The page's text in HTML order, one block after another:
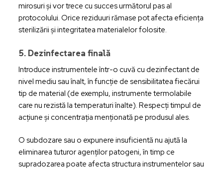
mirosuri și vor trece cu succes următorul pas al
protocolului. Orice reziduuri rămase pot afecta eficiența
sterilizării și integritatea materialelor folosite.
5. Dezinfectarea finală
Introduce instrumentele într-o cuvă cu dezinfectant de
nivel mediu sau înalt, în funcție de sensibilitatea fiecărui
tip de material (de exemplu, instrumente termolabile
care nu rezistă la temperaturi înalte). Respecți timpul de
acțiune și concentrația menționată pe produsul ales.
O subdozare sau o expunere insuficientă nu ajută la
eliminarea tuturor agenților patogeni, în timp ce
supradozarea poate afecta structura instrumentelor sau